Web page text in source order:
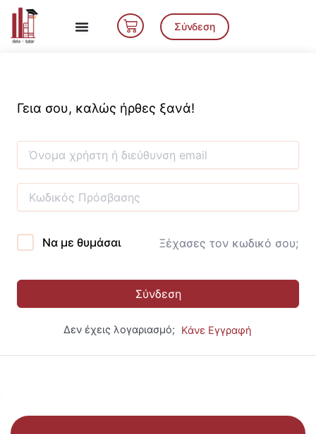
Μετάβαση
περιεχόμενο
Cart Σύνδεση
Γεια σου, καλώς ήρθες ξανά!
Να με θυμάσαι Ξέχασες τον κωδικό σου;
Σύνδεση
Δεν έχεις λογαριασμό; Κάνε Εγγραφή